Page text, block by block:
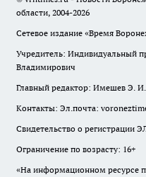
области, 2004-2026
Сетевое издание «Время
Учредитель: Индивидуальный
Владимирович
Главный редактор: Имешев Э. И.
Контакты: Эл.почта:
Свидетельство о регистрации
Ограничение по возрасту: 16+
«На информационном ресурсе